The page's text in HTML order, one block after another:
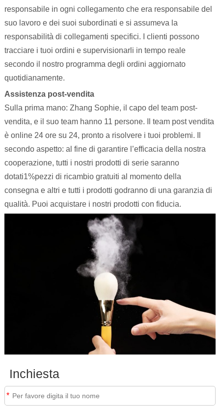
responsabile in ogni collegamento che era responsabile del
suo lavoro e dei suoi subordinati e si assumeva la
responsabilità di collegamenti specifici. I clienti possono
tracciare i tuoi ordini e supervisionarli in tempo reale
secondo il nostro programma degli ordini aggiornato
quotidianamente.
Assistenza post-vendita
Sulla prima mano: Zhang Sophie, il capo del team post-
vendita, e il suo team hanno 11 persone. Il team post vendita
è online 24 ore su 24, pronto a risolvere i tuoi problemi. Il
secondo aspetto: al fine di garantire l’efficacia della nostra
cooperazione, tutti i nostri prodotti di serie saranno
dotati1%pezzi di ricambio gratuiti al momento della
consegna e altri e tutti i prodotti godranno di una garanzia di
qualità. Puoi acquistare i nostri prodotti con fiducia.
Inchiesta
*